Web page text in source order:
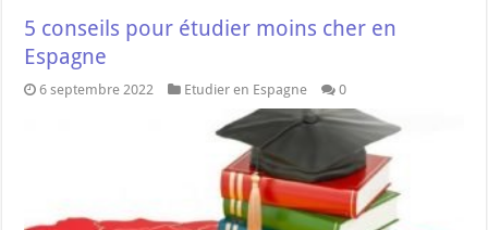
5 conseils pour étudier moins cher en
Espagne
6 septembre 2022 Etudier en Espagne 0